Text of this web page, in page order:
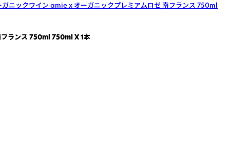
ガニックワイン amie x オーガニックプレミアムロゼ 南フランス 750ml
フランス 750ml 750ml X 1本